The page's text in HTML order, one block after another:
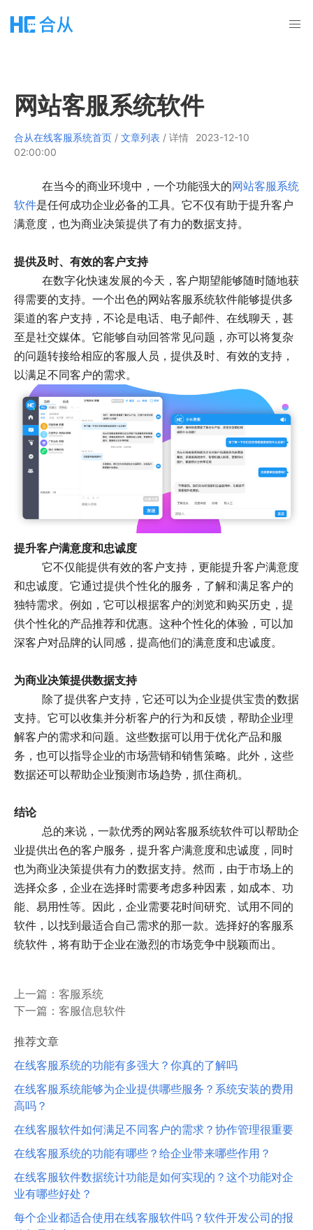
网站客服系统软件
合从在线客服系统首页 / 文章列表 / 详情
2023-12-10
02:00:00
在当今的商业环境中，一个功能强大的网站客服系统
软件是任何成功企业必备的工具。它不仅有助于提升客户
满意度，也为商业决策提供了有力的数据支持。
提供及时、有效的客户支持
在数字化快速发展的今天，客户期望能够随时随地获
得需要的支持。一个出色的网站客服系统软件能够提供多
渠道的客户支持，不论是电话、电子邮件、在线聊天，甚
至是社交媒体。它能够自动回答常见问题，亦可以将复杂
的问题转接给相应的客服人员，提供及时、有效的支持，
以满足不同客户的需求。
提升客户满意度和忠诚度
它不仅能提供有效的客户支持，更能提升客户满意度
和忠诚度。它通过提供个性化的服务，了解和满足客户的
独特需求。例如，它可以根据客户的浏览和购买历史，提
供个性化的产品推荐和优惠。这种个性化的体验，可以加
深客户对品牌的认同感，提高他们的满意度和忠诚度。
为商业决策提供数据支持
除了提供客户支持，它还可以为企业提供宝贵的数据
支持。它可以收集并分析客户的行为和反馈，帮助企业理
解客户的需求和问题。这些数据可以用于优化产品和服
务，也可以指导企业的市场营销和销售策略。此外，这些
数据还可以帮助企业预测市场趋势，抓住商机。
结论
总的来说，一款优秀的网站客服系统软件可以帮助企
业提供出色的客户服务，提升客户满意度和忠诚度，同时
也为商业决策提供有力的数据支持。然而，由于市场上的
选择众多，企业在选择时需要考虑多种因素，如成本、功
能、易用性等。因此，企业需要花时间研究、试用不同的
软件，以找到最适合自己需求的那一款。选择好的客服系
统软件，将有助于企业在激烈的市场竞争中脱颖而出。
上一篇： 客服系统
下一篇： 客服信息软件
推荐文章
在线客服系统的功能有多强大？你真的了解吗
在线客服系统能够为企业提供哪些服务？系统安装的费用
高吗？
在线客服软件如何满足不同客户的需求？协作管理很重要
在线客服系统的功能有哪些？给企业带来哪些作用？
在线客服软件数据统计功能是如何实现的？这个功能对企
业有哪些好处？
每个企业都适合使用在线客服软件吗？软件开发公司的报